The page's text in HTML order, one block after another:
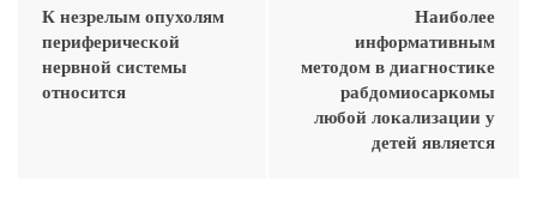
К незрелым опухолям
периферической
нервной системы
относится
Наиболее
информативным
методом в диагностике
рабдомиосаркомы
любой локализации у
детей является